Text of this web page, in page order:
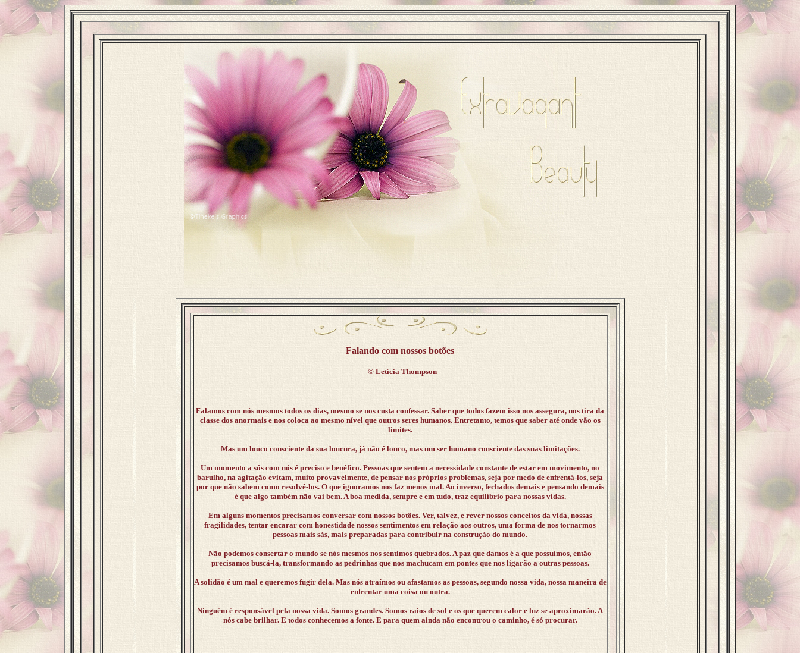
Falando com nossos botões
©Letícia Thompson
Falamos com nós mesmos todos os dias, mesmo se nos custa confessar. Saber que todos fazem isso nos assegura, nos tira da
classe dos anormais e nos coloca ao mesmo nível que outros seres humanos. Entretanto, temos que saber até onde vão os
limites.
Mas um louco consciente da sua loucura, já não é louco, mas um ser humano consciente das suas limitações.
Um momento a sós com nós é preciso e benéfico. Pessoas que sentem a necessidade constante de estar em movimento, no
barulho, na agitação evitam, muito provavelmente, de pensar nos próprios problemas, seja por medo de enfrentá-los, seja
por que não sabem como resolvê-los. O que ignoramos nos faz menos mal. Ao inverso, fechados demais e pensando demais
é que algo também não vai bem. A boa medida, sempre e em tudo, traz equilíbrio para nossas vidas.
Em alguns momentos precisamos conversar com nossos botões. Ver, talvez, e rever nossos conceitos da vida, nossas
fragilidades, tentar encarar com honestidade nossos sentimentos em relação aos outros, uma forma de nos tornarmos
pessoas mais sãs, mais preparadas para contribuir na construção do mundo.
Não podemos consertar o mundo se nós mesmos nos sentimos quebrados. A paz que damos é a que possuímos, então
precisamos buscá-la, transformando as pedrinhas que nos machucam em pontes que nos ligarão a outras pessoas.
A solidão é um mal e queremos fugir dela. Mas nós atraímos ou afastamos as pessoas, segundo nossa vida, nossa maneira de
enfrentar uma coisa ou outra.
Ninguém é responsável pela nossa vida. Somos grandes. Somos raios de sol e os que querem calor e luz se aproximarão. A
nós cabe brilhar. E todos conhecemos a fonte. E para quem ainda não encontrou o caminho, é só procurar.